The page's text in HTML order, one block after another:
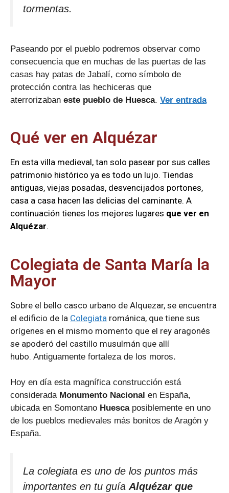
tormentas.
Paseando por el pueblo podremos observar como
consecuencia que en muchas de las puertas de las
casas hay patas de Jabalí, como símbolo de
protección contra las hechiceras que
aterrorizaban este pueblo de Huesca. Ver entrada
Qué ver en Alquézar
En esta villa medieval, tan solo pasear por sus calles
patrimonio histórico ya es todo un lujo. Tiendas
antiguas, viejas posadas, desvencijados portones,
casa a casa hacen las delicias del caminante. A
continuación tienes los mejores lugares que ver en
Alquézar.
Colegiata de Santa María la
Mayor
Sobre el bello casco urbano de Alquezar, se encuentra
el edificio de la Colegiata románica, que tiene sus
orígenes en el mismo momento que el rey aragonés
se apoderó del castillo musulmán que allí
hubo. Antiguamente fortaleza de los moros.
Hoy en día esta magnífica construcción está
considerada Monumento Nacional en España,
ubicada en Somontano Huescaposiblemente en uno
de los pueblos medievales más bonitos de Aragón y
España.
La colegiata es uno de los puntos más
importantes en tu guía Alquézar que